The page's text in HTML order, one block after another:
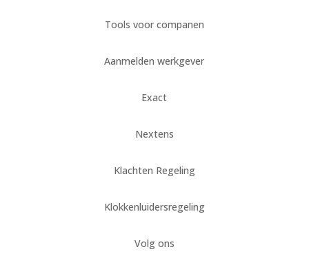
Tools voor companen
Aanmelden werkgever
Exact
Nextens
Klachten Regeling
Klokkenluidersregeling
Volg ons